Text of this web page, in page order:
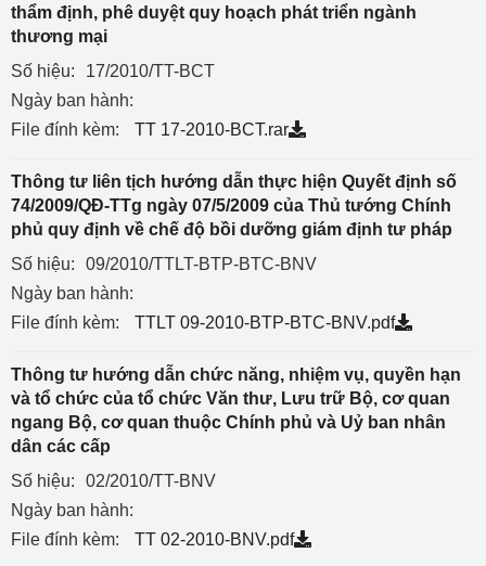
thẩm định, phê duyệt quy hoạch phát triển ngành
thương mại
Số hiệu:
17/2010/TT-BCT
Ngày ban hành:
File đính kèm:
TT 17-2010-BCT.rar
Thông tư liên tịch hướng dẫn thực hiện Quyết định số
74/2009/QĐ-TTg ngày 07/5/2009 của Thủ tướng Chính
phủ quy định về chế độ bồi dưỡng giám định tư pháp
Số hiệu:
09/2010/TTLT-BTP-BTC-BNV
Ngày ban hành:
File đính kèm:
TTLT 09-2010-BTP-BTC-BNV.pdf
Thông tư hướng dẫn chức năng, nhiệm vụ, quyền hạn
và tổ chức của tổ chức Văn thư, Lưu trữ Bộ, cơ quan
ngang Bộ, cơ quan thuộc Chính phủ và Uỷ ban nhân
dân các cấp
Số hiệu:
02/2010/TT-BNV
Ngày ban hành:
File đính kèm:
TT 02-2010-BNV.pdf